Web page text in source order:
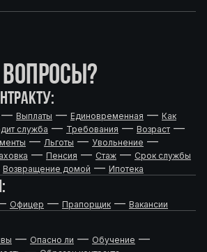
— Выплаты — Единовременная — Как
служба — Требования — Возраст —
— Льготы — Увольнение —
— Пенсия — Стаж — Срок службы
Возвращение домой — Ипотека
Офицер — Прапорщик — Вакансии
— Опасно ли — Обучение —